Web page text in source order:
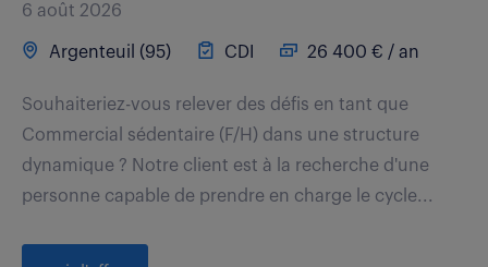
6 août 2026
Argenteuil (95) CDI 26 400 € / an
Souhaiteriez-vous relever des défis en tant que
Commercial sédentaire (F/H) dans une structure
dynamique ? Notre client est à la recherche d'une
personne capable de prendre en charge le cycle...